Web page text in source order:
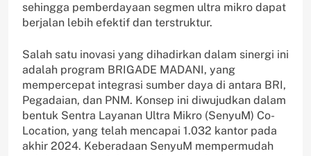
sehingga pemberdayaan segmen ultra mikro dapat
berjalan lebih efektif dan terstruktur.
Salah satu inovasi yang dihadirkan dalam sinergi ini
adalah program BRIGADE MADANI, yang
mempercepat integrasi sumber daya di antara BRI,
Pegadaian, dan PNM. Konsep ini diwujudkan dalam
bentuk Sentra Layanan Ultra Mikro (SenyuM) Co-
Location, yang telah mencapai 1.032 kantor pada
akhir 2024. Keberadaan SenyuM mempermudah